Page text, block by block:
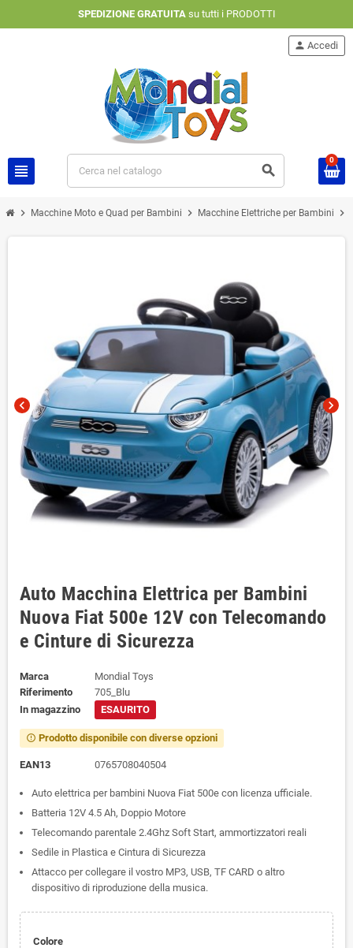
SPEDIZIONE GRATUITAsu tutti i PRODOTTI
view_headline search
person Accedi
0
chevron_right Macchine Moto e Quad per Bambini chevron_right Macchine Elettriche per Bambini chevron_right
chevron_left chevron_right
Auto Macchina Elettrica per Bambini
Nuova Fiat 500e 12V con Telecomando
e Cinture di Sicurezza
Marca
Mondial Toys
Riferimento
705_Blu
In magazzino
ESAURITO
error_outline Prodotto disponibile con diverse opzioni
EAN13 0765708040504
Auto elettrica per bambini Nuova Fiat 500e con licenza ufficiale.
Batteria 12V 4.5 Ah, Doppio Motore
Telecomando parentale 2.4Ghz Soft Start, ammortizzatori reali
Sedile in Plastica e Cintura di Sicurezza
Attacco per collegare il vostro MP3, USB, TF CARD o altro
dispositivo di riproduzione della musica.
Colore